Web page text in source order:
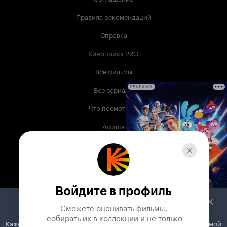
Правила рекомендаций
Справка
Кинопоиск PRO
Все фильмы
Все сериалы
Что посмотреть
Афиша
Музыка
Телепрограмма
Служба поддержки
РЕКЛАМА
Войдите в профиль
Сможете оценивать фильмы,
собирать их в коллекции и не только
Кажется, вы используете блокировщик рекламы. Вместе с рекламой